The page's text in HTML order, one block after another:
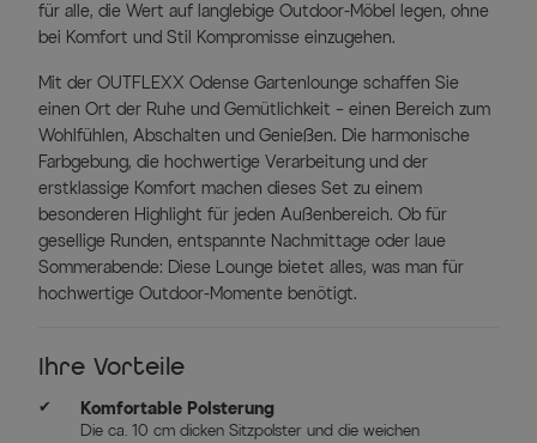
für alle, die Wert auf langlebige Outdoor-Möbel legen, ohne
bei Komfort und Stil Kompromisse einzugehen.
Mit der OUTFLEXX Odense Gartenlounge schaffen Sie
einen Ort der Ruhe und Gemütlichkeit – einen Bereich zum
Wohlfühlen, Abschalten und Genießen. Die harmonische
Farbgebung, die hochwertige Verarbeitung und der
erstklassige Komfort machen dieses Set zu einem
besonderen Highlight für jeden Außenbereich. Ob für
gesellige Runden, entspannte Nachmittage oder laue
Sommerabende: Diese Lounge bietet alles, was man für
hochwertige Outdoor-Momente benötigt.
Ihre Vorteile
✔ Komfortable Polsterung
Die ca. 10 cm dicken Sitzpolster und die weichen